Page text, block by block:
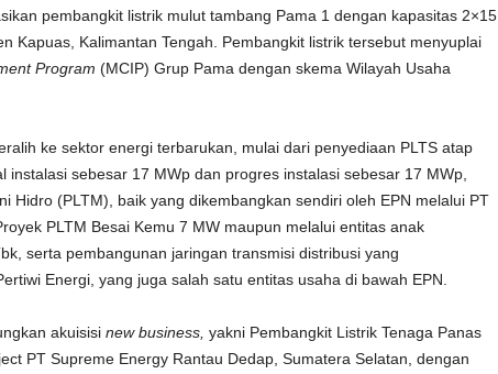
pembangkit listrik mulut tambang Pama 1 dengan kapasitas 2×15
Kapuas, Kalimantan Tengah. Pembangkit listrik tersebut menyuplai
Program (MCIP) Grup Pama dengan skema Wilayah Usaha
ke sektor energi terbarukan, mulai dari penyediaan PLTS atap
instalasi sebesar 17 MWp dan progres instalasi sebesar 17 MWp,
Hidro (PLTM), baik yang dikembangkan sendiri oleh EPN melalui PT
PLTM Besai Kemu 7 MW maupun melalui entitas anak
serta pembangunan jaringan transmisi distribusi yang
Energi, yang juga salah satu entitas usaha di bawah EPN.
akuisisi new business, yakni Pembangkit Listrik Tenaga Panas
PT Supreme Energy Rantau Dedap, Sumatera Selatan, dengan